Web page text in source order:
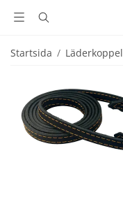
Startsida / Läderkoppel